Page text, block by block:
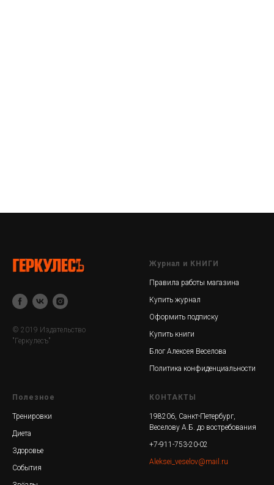
© 2019 Издательство
"Геркулесъ"
Журнал и КНИГИ
Правила работы магазина
Купить журнал
Оформить подписку
Купить книги
Блог Алексея Веселова
Политика конфиденциальности
Полезное
Тренировки
Диета
Здоровье
События
КОНТАКТЫ
198206, Санкт-Петербург,
Веселову А.Б. до востребования
+7-911-753-20-02
Aleksei_veselov@mail.ru